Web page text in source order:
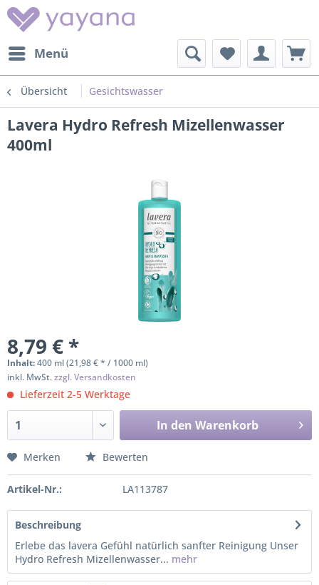
Menü
Übersicht Gesichtswasser
Lavera Hydro Refresh Mizellenwasser
400ml
8,79 € *
Inhalt:400 ml (21,98 € * / 1000 ml)
inkl. MwSt.zzgl. Versandkosten
Lieferzeit 2-5 Werktage
In den Warenkorb
Merken Bewerten
Artikel-Nr.: LA113787
Beschreibung
Erlebe das lavera Gefühl natürlich sanfter Reinigung Unser
Hydro Refresh Mizellenwasser... mehr